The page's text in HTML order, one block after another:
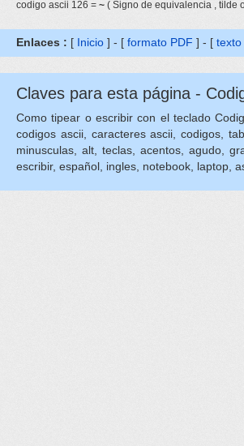
codigo ascii 126 = ~ ( Signo de equivalencia , tilde
Enlaces : [ Inicio ] - [ formato PDF ] - [ texto
Claves para esta página -
Como tipear o escribir con el teclado
codigos ascii, caracteres ascii, codigos,
minusculas, alt, teclas, acentos, agudo,
escribir, español, ingles, notebook, laptop,